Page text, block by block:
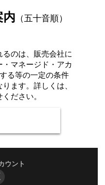
（五十音順）
るのは、販売会社に
・マネージド・アカ
る等の一定の条件
ます。詳しくは、
ださい。
ウント